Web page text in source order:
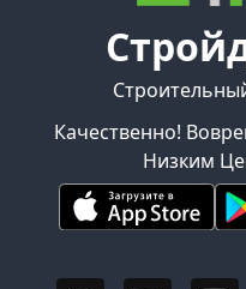
Качественно!
Низким